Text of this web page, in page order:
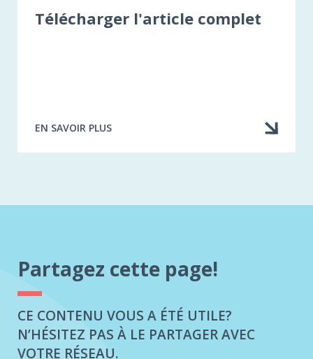
Télécharger l'article complet
EN SAVOIR PLUS
À
Partagez cette page!
CE CONTENU VOUS A ÉTÉ UTILE?
N’HÉSITEZ PAS À LE PARTAGER AVEC
VOTRE RÉSEAU.